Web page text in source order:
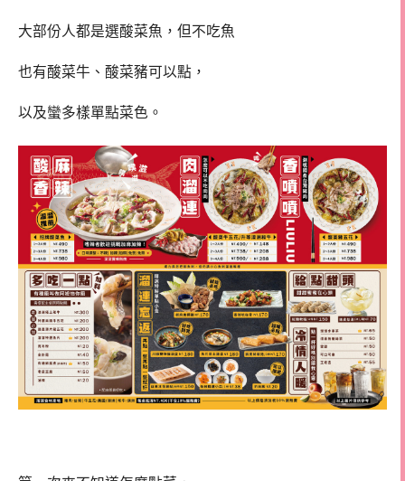
大部份人都是選酸菜魚，但不吃魚
也有酸菜牛、酸菜豬可以點，
以及蠻多樣單點菜色。